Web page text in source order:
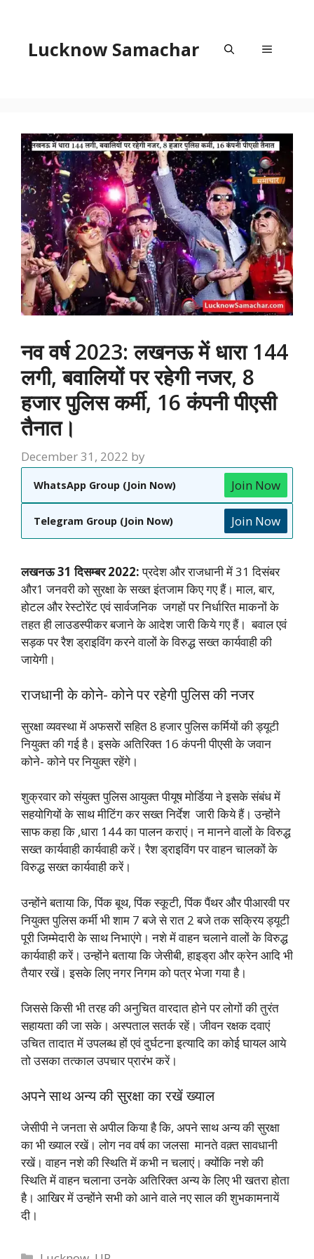
contentLucknow Samachar Menu
नव वर्ष 2023: लखनऊ में धारा 144
लगी, बवालियों पर रहेगी नजर, 8
हजार पुलिस कर्मी, 16 कंपनी पीएसी
तैनात।
December 31, 2022 by
WhatsApp Group (Join Now) Join Now
Telegram Group (Join Now) Join Now
लखनऊ 31 दिसम्बर 2022:प्रदेश और राजधानी में 31 दिसंबर
और1 जनवरी को सुरक्षा के सख्त इंतजाम किए गए हैं। माल, बार,
होटल और रेस्टोरेंट एवं सार्वजनिक जगहों पर निर्धारित माकनों के
तहत ही लाउडस्पीकर बजाने के आदेश जारी किये गए हैं। बवाल एवं
सड़क पर रैश ड्राइविंग करने वालों के विरुद्ध सख्त कार्यवाही की
जायेगी।
राजधानी के कोने- कोने पर रहेगी पुल‍िस की नजर
सुरक्षा व्यवस्था में अफसरों सहित 8 हजार पुलिस कर्मियों की ड्यूटी
नियुक्त की गई है। इसके अतिरिक्त 16 कंपनी पीएसी के जवान
कोने- कोने पर नियुक्त रहेंगे।
शुक्रवार को संयुक्त पुलिस आयुक्त पीयूष मोर्डिया ने इसके संबंध में
सहयोगियों के साथ मीटिंग कर सख्त निर्देश जारी किये हैं। उन्होंने
साफ कहा कि ,धारा 144 का पालन कराएं। न मानने वालों के विरुद्ध
सख्त कार्यवाही कार्यवाही करें। रैश ड्राइविंग पर वाहन चालकों के
विरुद्ध सख्त कार्यवाही करें।
उन्होंने बताया कि, पिंक बूथ, पिंक स्कूटी, पिंक पैंथर और पीआरवी पर
नियुक्त पुलिस कर्मी भी शाम 7 बजे से रात 2 बजे तक सक्रिय ड्यूटी
पूरी जिम्मेदारी के साथ निभाएंगे। नशे में वाहन चलाने वालों के विरुद्ध
कार्यवाही करें। उन्होंने बताया कि जेसीबी, हाइड्रा और क्रेन आदि भी
तैयार रखें। इसके लिए नगर निगम को पत्र भेजा गया है।
जिससे किसी भी तरह की अनुचित वारदात होने पर लोगों की तुरंत
सहायता की जा सके। अस्पताल सतर्क रहें। जीवन रक्षक दवाएं
उचित तादात में उपलब्ध हों एवं दुर्घटना इत्यादि का कोई घायल आये
तो उसका तत्काल उपचार प्रारंभ करें।
अपने साथ अन्य की सुरक्षा का रखें ख्याल
जेसीपी ने जनता से अपील किया है कि, अपने साथ अन्य की सुरक्षा
का भी ख्याल रखें। लोग नव वर्ष का जलसा मानते वक़्त सावधानी
रखें। वाहन नशे की स्थिति में कभी न चलाएं। क्योंकि नशे की
स्थिति में वाहन चलाना उनके अतिरिक्त अन्य के लिए भी खतरा होता
है। आखिर में उन्होंने सभी को आने वाले नए साल की शुभकामनायें
दी।
Categories